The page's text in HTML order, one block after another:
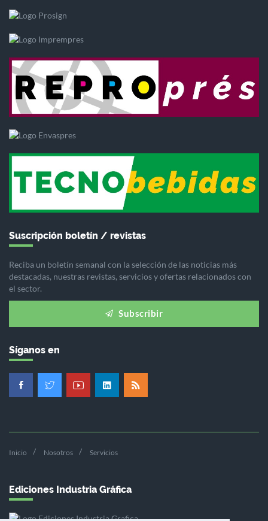
Suscripción boletín / revistas
Reciba un boletín semanal con la selección de las noticias más
destacadas, nuestras revistas, servicios y ofertas relacionados con
el sector.
Subscribir
Síganos en
Inicio Nosotros Servicios
Ediciones Industria Gráfica